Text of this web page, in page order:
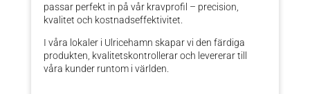
passar perfekt in på vår kravprofil – precision,
kvalitet och kostnadseffektivitet.
I våra lokaler i Ulricehamn skapar vi den färdiga
produkten, kvalitetskontrollerar och levererar till
våra kunder runtom i världen.